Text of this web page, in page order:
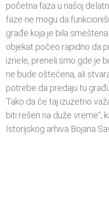
početna faza u našoj
faze ne mogu da
građe koja je bila
objekat počeo rapidno da
iznele, preneli smo gde je
ne bude oštećena, ali
potrebe da predaju tu
Tako da će taj izuzetno
biti rešen na duže vreme“,
Istorijskog arhiva Bojana